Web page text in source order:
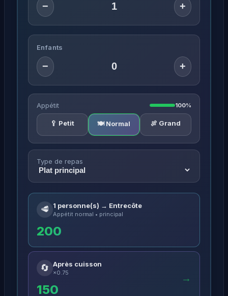
− +
Enfants
− +
Appétit 100%
🥄 Petit 🍽️ Normal 🍖 Grand
Type de repas
🥩 1 personne(s) → Entrecôte
Appétit normal • principal
200
🔄 Après cuisson
×0.75
150
→